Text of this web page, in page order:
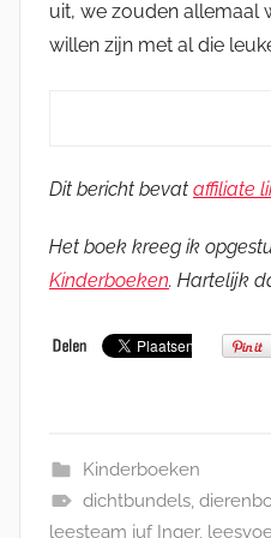
uit, we zouden allemaal
willen zijn met al die
Dit bericht bevat affiliate
Het boek kreeg ik
Kinderboeken. Hartelijk
Kinderboeken
dichtbundels,
leesteam juf Inger,